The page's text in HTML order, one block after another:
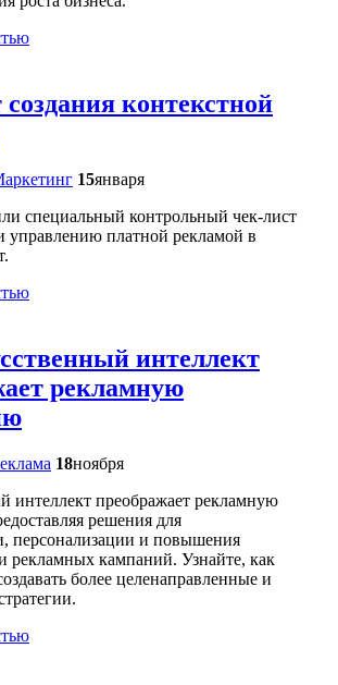
контекстной
15января
специальный контрольный чек-лист
управлению платной рекламой в
интеллект
рекламную
18ноября
интеллект преображает рекламную
решения для
персонализации и повышения
рекламных кампаний. Узнайте, как
более целенаправленные и